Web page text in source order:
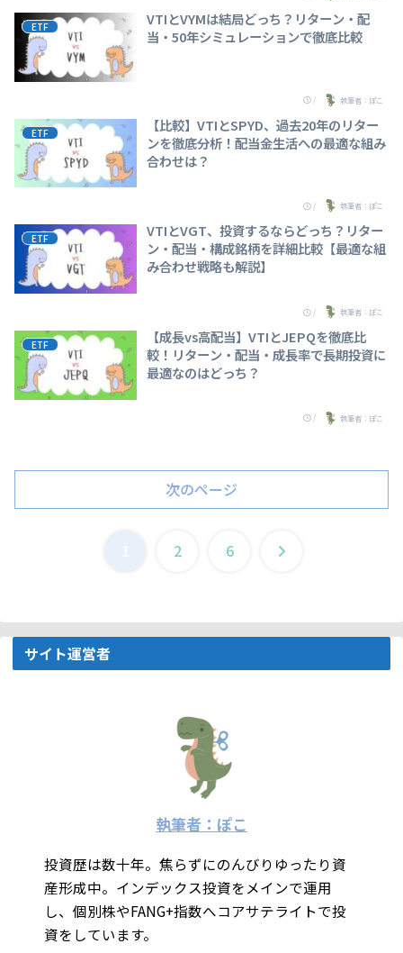
ETF
VTIとVYMは結局どっち？リターン・配
当・50年シミュレーションで徹底比較
/ 執筆者：ぽこ
ETF
【比較】VTIとSPYD、過去20年のリター
ンを徹底分析！配当金生活への最適な組み
合わせは？
/ 執筆者：ぽこ
ETF
VTIとVGT、投資するならどっち？リター
ン・配当・構成銘柄を詳細比較【最適な組
み合わせ戦略も解説】
/ 執筆者：ぽこ
ETF
【成長vs高配当】VTIとJEPQを徹底比
較！リターン・配当・成長率で長期投資に
最適なのはどっち？
/ 執筆者：ぽこ
次のページ
2 6
次
サイト運営者
執筆者：ぽこ
投資歴は数十年。焦らずにのんびりゆったり資
産形成中。インデックス投資をメインで運用
し、個別株やFANG+指数へコアサテライトで投
資をしています。